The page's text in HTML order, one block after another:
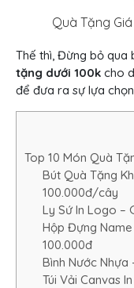
Quà Tặng
Thế thì, Đừng bỏ qua
tặng dưới 100k cho
để đưa ra sự lựa
Top 10 Món Quà
Bút Quà Tặng
100.000đ/cây
Ly Sứ In Logo –
Hộp Đựng
100.000đ
Bình Nước Nhựa
Túi Vải Canvas